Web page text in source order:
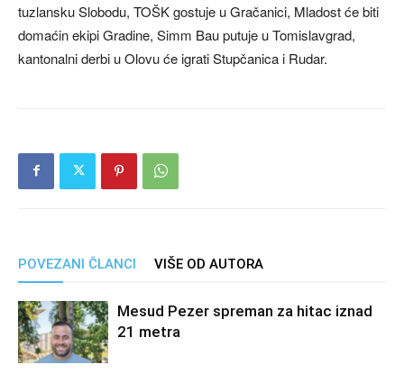
tuzlansku Slobodu, TOŠK gostuje u Gračanici, Mladost će biti
domaćin ekipi Gradine, Simm Bau putuje u Tomislavgrad,
kantonalni derbi u Olovu će igrati Stupčanica i Rudar.
POVEZANI ČLANCI VIŠE OD AUTORA
Mesud Pezer spreman za hitac iznad
21 metra